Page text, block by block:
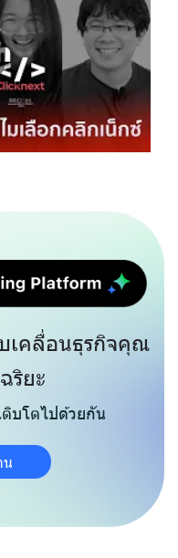
เคลื่อนธุรกิจคุณ
ริยะ
ติบโตไปด้วยกัน
น